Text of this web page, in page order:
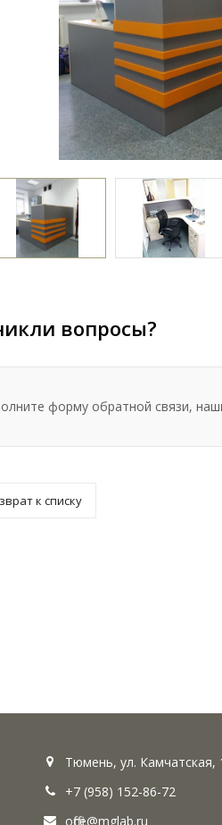
вопросы?
форму обратной связи,
к списку
Тюмень, ул. Камчатская,
+7 (958) 152-86-72
office@mglab.ru